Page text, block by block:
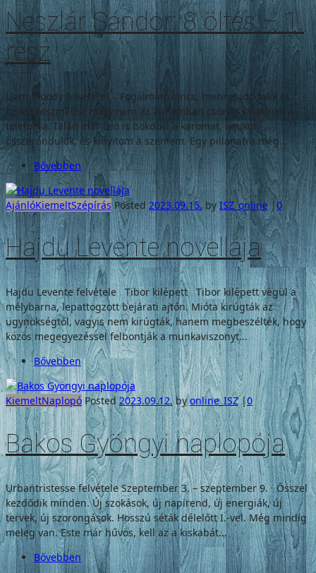
Neszlár Sándor: 8 öltés – 1.
rész
Liam Moody felvétele Fogalmam sincs, mennyi idő telik el,
mire ráeszmélek, hogy nem az álmomban csörög valakinek a
telefonja. Talán már Leó is bökdösi a karomat, amikor
összerándulok, és kinyitom a szemem. Egy pillanatra még...
Bővebben
AjánlóKiemeltSzépírásPosted 2023.09.15.by ISZ_online |0
Hajdu Levente novellája
Hajdu Levente felvétele Tibor kilépett Tibor kilépett végül a
mélybarna, lepattogzott bejárati ajtón. Mióta kirúgták az
ügynökségtől, vagyis nem kirúgták, hanem megbeszélték, hogy
közös megegyezéssel felbontják a munkaviszonyt...
Bővebben
KiemeltNaplopó Posted 2023.09.12.byonline_ISZ |0
Bakos Gyöngyi naplopója
Urbantristesse felvétele Szeptember 3. – szeptember 9. Ősszel
kezdődik minden. Új szokások, új napirend, új energiák, új
tervek, új szorongások. Hosszú séták délelőtt I.-vel. Még mindig
meleg van. Este már hűvös, kell az a kiskabát...
Bővebben